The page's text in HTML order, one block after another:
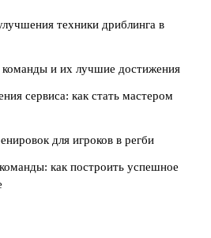
техники дриблинга в
и их лучшие достижения
сервиса: как стать мастером
для игроков в регби
как построить успешное